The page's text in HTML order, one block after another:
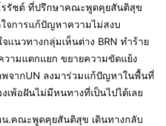
รัชต์ ที่ปรึกษาคณะพูดคุยสันติสุข
จการแก้ปัญหาความไม่สงบ
แนวทางกลุ่มเห็นต่าง BRN ทำร้าย
วามแตกแยก ขยายความขัดแย้ง
จากUN ลงมาร่วมแก้ปัญหาในพื้นที่
งเพ้อฝันไม่มีหนทางที่เป็นไปได้เลย
น.คณะพูดคุยสันติสุข เดินทางกลับ